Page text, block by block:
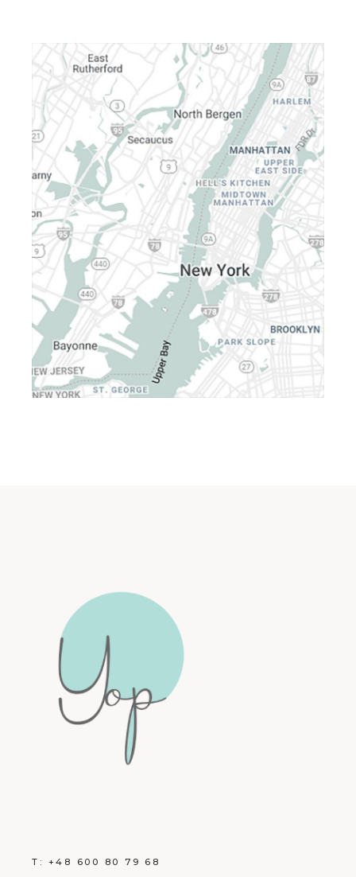
T: +48 600 80 79 68